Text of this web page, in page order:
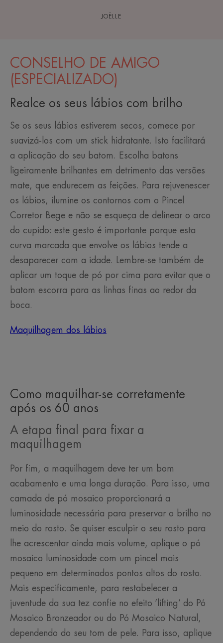
JOËLLE
CONSELHO DE AMIGO
(ESPECIALIZADO)
Realce os seus lábios com brilho
Se os seus lábios estiverem secos, comece por
suavizá-los com um stick hidratante. Isto facilitará
a aplicação do seu batom. Escolha batons
ligeiramente brilhantes em detrimento das versões
mate, que endurecem as feições. Para rejuvenescer
os lábios, ilumine os contornos com o Pincel
Corretor Bege e não se esqueça de delinear o arco
do cupido: este gesto é importante porque esta
curva marcada que envolve os lábios tende a
desaparecer com a idade. Lembre-se também de
aplicar um toque de pó por cima para evitar que o
batom escorra para as linhas finas ao redor da
boca.
Maquilhagem dos lábios
Como maquilhar-se corretamente
após os 60 anos
A etapa final para fixar a
maquilhagem
Por fim, a maquilhagem deve ter um bom
acabamento e uma longa duração. Para isso, uma
camada de pó mosaico proporcionará a
luminosidade necessária para preservar o brilho no
meio do rosto. Se quiser esculpir o seu rosto para
lhe acrescentar ainda mais volume, aplique o pó
mosaico luminosidade com um pincel mais
pequeno em determinados pontos altos do rosto.
Mais especificamente, para restabelecer a
juventude da sua tez confie no efeito ‘lifting’ do Pó
Mosaico Bronzeador ou do Pó Mosaico Natural,
dependendo do seu tom de pele. Para isso, aplique